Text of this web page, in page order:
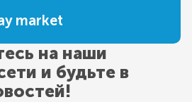
market
на наши
и будьте в